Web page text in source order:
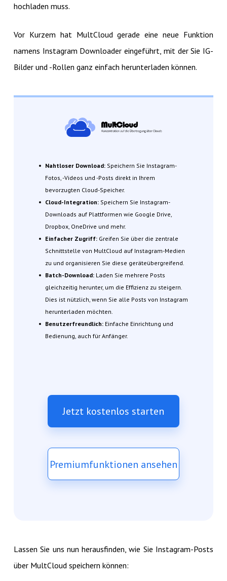
hochladen muss.
Vor Kurzem hat MultCloud gerade eine neue Funktion
namens Instagram Downloader eingeführt, mit der Sie IG-
Bilder und -Rollen ganz einfach herunterladen können.
Nahtloser Download: Speichern Sie Instagram-
Fotos, -Videos und -Posts direkt in Ihrem
bevorzugten Cloud-Speicher.
Cloud-Integration: Speichern Sie Instagram-
Downloads auf Plattformen wie Google Drive,
Dropbox, OneDrive und mehr.
Einfacher Zugriff: Greifen Sie über die zentrale
Schnittstelle von MultCloud auf Instagram-Medien
zu und organisieren Sie diese geräteübergreifend.
Batch-Download: Laden Sie mehrere Posts
gleichzeitig herunter, um die Effizienz zu steigern.
Dies ist nützlich, wenn Sie alle Posts von Instagram
herunterladen möchten.
Benutzerfreundlich: Einfache Einrichtung und
Bedienung, auch für Anfänger.
Jetzt kostenlos starten
Premiumfunktionen ansehen
Lassen Sie uns nun herausfinden, wie Sie Instagram-Posts
über MultCloud speichern können: